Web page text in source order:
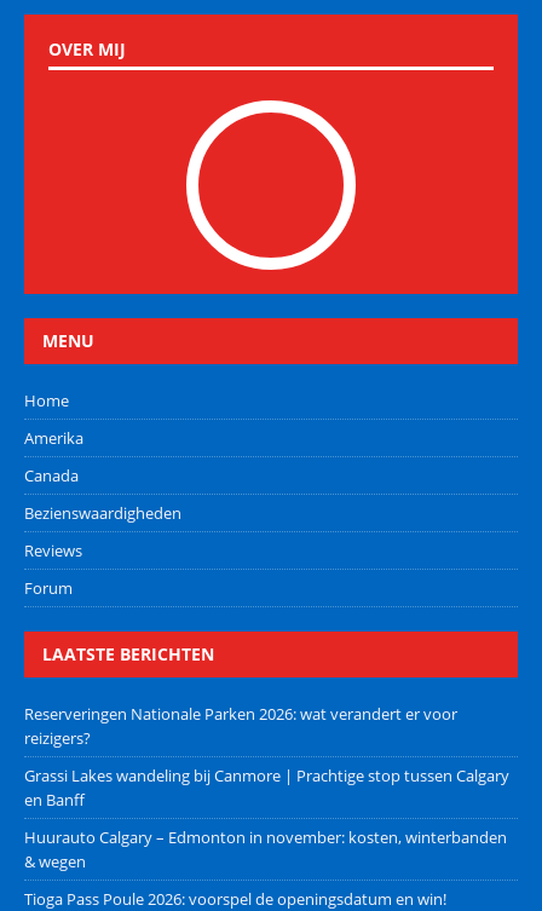
OVER MIJ
MENU
Home
Amerika
Canada
Bezienswaardigheden
Reviews
Forum
LAATSTE BERICHTEN
Reserveringen Nationale Parken 2026: wat verandert er voor
reizigers?
Grassi Lakes wandeling bij Canmore | Prachtige stop tussen Calgary
en Banff
Huurauto Calgary – Edmonton in november: kosten, winterbanden
& wegen
Tioga Pass Poule 2026: voorspel de openingsdatum en win!